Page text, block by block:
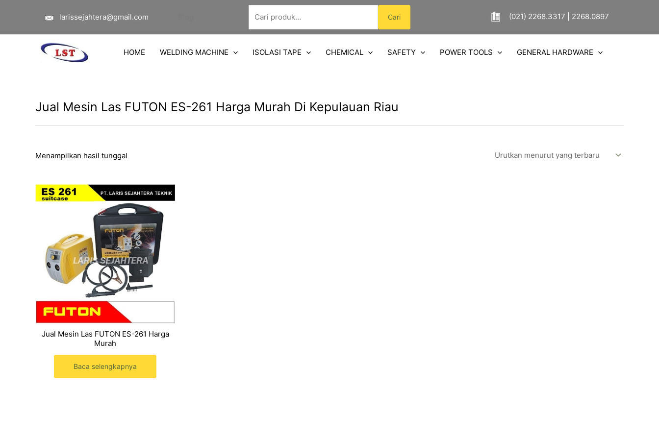
larissejahtera@gmail.com
Pencarian
untuk:
Cari (021) 2268.3317 | 2268.0897
HOME WELDING MACHINE ISOLASI TAPE CHEMICAL SAFETY POWER TOOLS GENERAL HARDWARE
Jual Mesin Las FUTON ES-261 Harga Murah Di Kepulauan Riau
Menampilkan hasil tunggal
Jual Mesin Las FUTON ES-261 Harga
Murah
Baca selengkapnya